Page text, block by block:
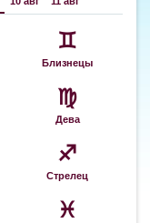
♊
Близнецы
♍
Дева
♐
Стрелец
♓